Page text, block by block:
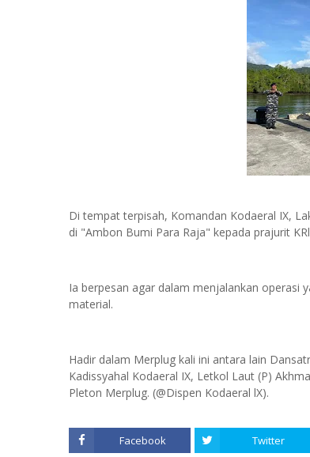
Di tempat terpisah, Komandan Kodaeral IX,
di "Ambon Bumi Para Raja" kepada prajurit
Ia berpesan agar dalam menjalankan operasi
material.
Hadir dalam Merplug kali ini antara lain
Kadissyahal Kodaeral IX, Letkol Laut (P)
Pleton Merplug. (@Dispen Kodaeral lX).
Facebook Twitter